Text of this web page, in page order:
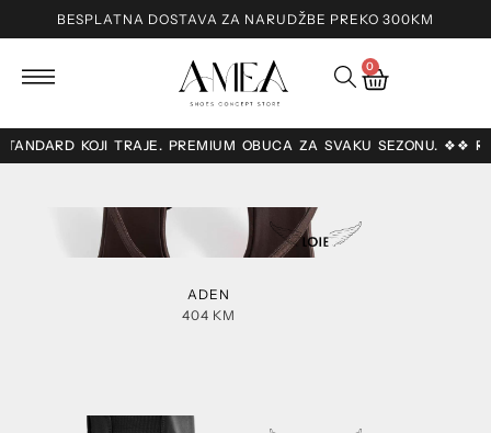
BESPLATNA DOSTAVA ZA NARUDŽBE PREKO 300KM
0
TRAJE. PREMIUM OBUĆA ZA SVAKU SEZONU. ❖❖ RUČNA
ADEN
404 KM